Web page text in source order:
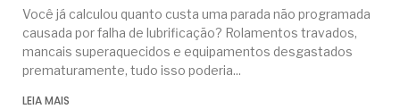
Você já calculou quanto custa uma parada não programada
causada por falha de lubrificação? Rolamentos travados,
mancais superaquecidos e equipamentos desgastados
prematuramente, tudo isso poderia
LEIA MAIS